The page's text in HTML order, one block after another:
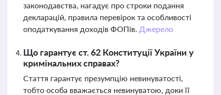
законодавства, нагадує про строки подання
декларацій, правила перевірок та особливості
оподаткування доходів ФОПів. Джерело
Що гарантує ст. 62 Конституції України у
кримінальних справах?
Стаття гарантує презумпцію невинуватості,
тобто особа вважається невинуватою, доки її